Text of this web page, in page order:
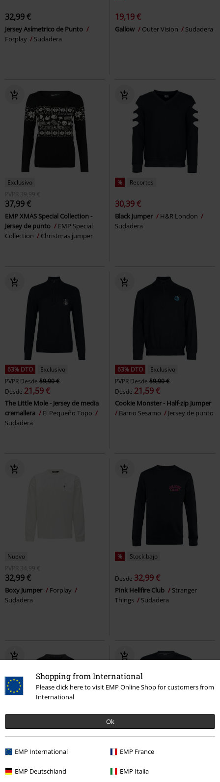
Shopping from International
Please click here to visit EMP Online Shop for customers from
International
Ok
EMP International EMP France
EMP Deutschland EMP Italia
32,99 €
Jersey Asímetrico de Punto
Forplay
Sudadera
19,19 €
Gallow Outer Vision Sudadera
Exclusivo
PVPR 39,99 €
37,99 €
EMP XMAS Special Collection -
Jersey de punto
EMP Special
Collection
Christmas jumper
% Recortes
30,39 €
Black Jumper
H&R London
Sudadera
63% DTO
Exclusivo
PVPR Desde 59,90 €
Desde 21,59 €
The Little Mole - Jersey de media
cremallera
El Pequeño Topo
Sudadera
63% DTO
Exclusivo
PVPR Desde 59,90 €
Desde 21,59 €
Cookie Monster - Half-zip Jumper
Barrio Sesamo
Jersey de punto
Nuevo
PVPR 34,99 €
32,99 €
Boxy Jumper
Forplay
Sudadera
% Stock bajo
Desde 32,99 €
Pink Hellfire Club
Stranger
Things
Sudadera
W 3S FT SWT
PVPR56,24 €
Jersey Chet Rock Tape Crew